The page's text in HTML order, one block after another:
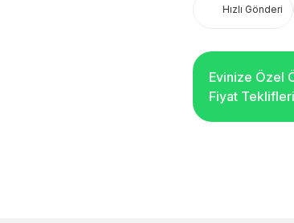
Hızlı Gönderi
Evinize Özel
Fiyat